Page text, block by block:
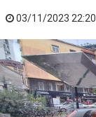
03/11/2023 22:20